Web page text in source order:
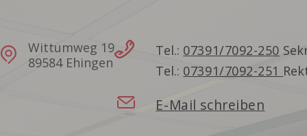
Wittumweg 19
89584 Ehingen
Tel.: 07391/7092-250
Tel.: 07391/7092-251
E-Mail schreiben